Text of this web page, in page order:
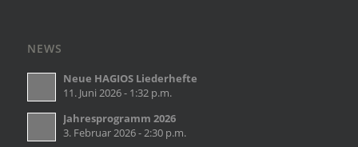
NEWS
Neue HAGIOS Liederhefte
11. Juni 2026 - 1:32 p.m.
Jahresprogramm 2026
3. Februar 2026 - 2:30 p.m.